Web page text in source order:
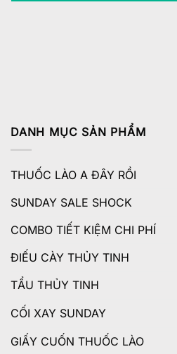
DANH MỤC SẢN PHẨM
THUỐC LÀO A ĐÂY RỒI
SUNDAY SALE SHOCK
COMBO TIẾT KIỆM CHI PHÍ
ĐIẾU CÀY THỦY TINH
TẨU THỦY TINH
CỐI XAY SUNDAY
GIẤY CUỐN THUỐC LÀO